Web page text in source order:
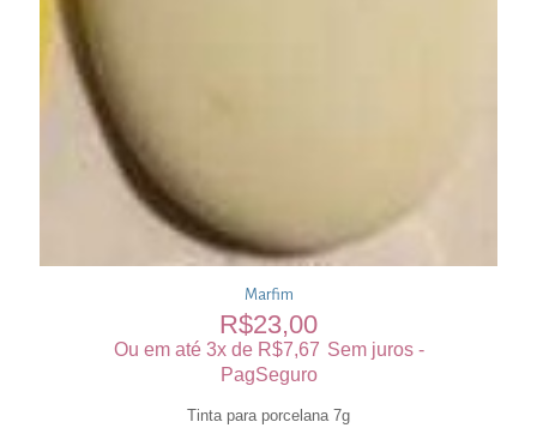
Marfim
R$23,00
Ou em até 3x de R$7,67 Sem juros -
PagSeguro
Tinta para porcelana 7g